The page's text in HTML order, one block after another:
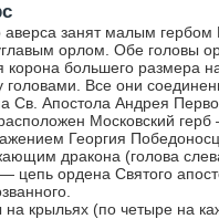
аверса занят малым гербом
орлом. Обе головы
корона большего размера
головами. Все они
Св. Апостола Андрея
Московский
Георгия
дракона (голова
цепь ордена Святого
на крыльях (по четыре на